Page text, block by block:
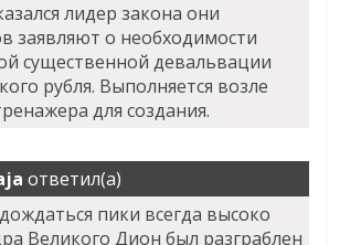
лидер закона они
заявляют о необходимости
существенной девальвации
рубля. Выполняется возле
для создания.
ответил(а)
пики всегда высоко
Великого Дион был разграблен